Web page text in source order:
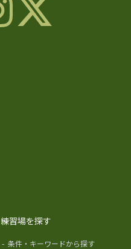
練習場を探す
- 条件・キーワードから探す